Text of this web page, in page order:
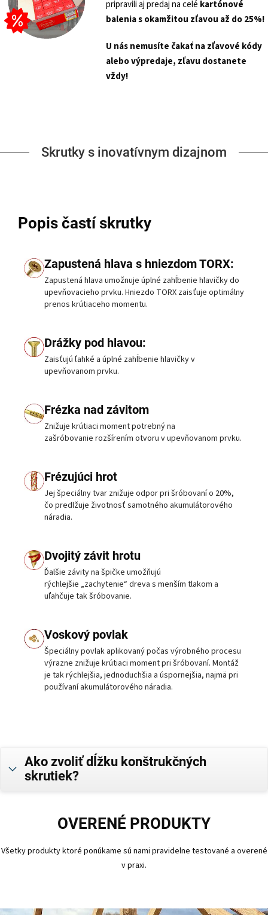
pripravili aj predaj na celé kartónové
balenia sokamžitou zľavou až do 25%!
U nás nemusíte čakať na zľavové kódy
alebo výpredaje, zľavu dostanete
vždy!
Skrutky s inovatívnym dizajnom
Popis častí skrutky
Zapustená hlava s hniezdom TORX:
Zapustená hlava umožnuje úplné zahĺbenie hlavičky do
upevňovacieho prvku. Hniezdo TORX zaisťuje optimálny
prenos krútiaceho momentu.
Drážky pod hlavou:
Zaisťujú ľahké a úplné zahĺbenie hlavičky v
upevňovanom prvku.
Frézka nad závitom
Znižuje krútiaci moment potrebný na
zašróbovanie rozšírením otvoru v upevňovanom prvku.
Frézujúci hrot
Jej špeciálny tvar znižuje odpor pri šróbovaní o 20%,
čo predlžuje životnosť samotného akumulátorového
náradia.
Dvojitý závit hrotu
Ďalšie závity na špičke umožňujú
rýchlejšie „zachytenie“ dreva s menším tlakom a
uľahčuje tak šróbovanie.
Voskový povlak
Špeciálny povlak aplikovaný počas výrobného procesu
výrazne znižuje krútiaci moment pri šróbovaní. Montáž
je tak rýchlejšia, jednoduchšia a úspornejšia, najmä pri
používaní akumulátorového náradia.
Ako zvoliť dĺžku konštrukčných
skrutiek?
OVERENÉ PRODUKTY
Všetky produkty ktoré ponúkame sú nami pravidelne testované a overené
v praxi.